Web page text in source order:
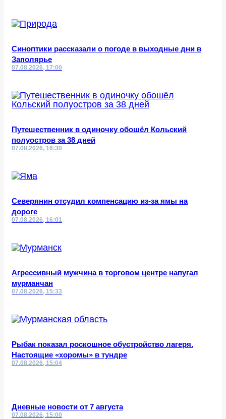
Синоптики рассказали о погоде в выходные дни в
Заполярье
07.08.2026, 17:00
Путешественник в одиночку обошёл Кольский
полуостров за 38 дней
07.08.2026, 16:30
Северянин отсудил компенсацию из-за ямы на
дороге
07.08.2026, 16:01
Агрессивный мужчина в торговом центре напугал
мурманчан
07.08.2026, 15:33
Рыбак показал роскошное обустройство лагеря.
Настоящие «хоромы» в тундре
07.08.2026, 15:04
Дневные новости от 7 августа
07.08.2026, 15:00